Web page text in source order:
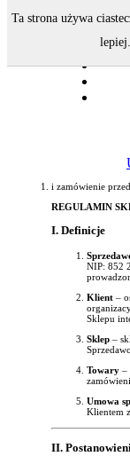
i zamówienie
REGULAMIN
I. Definicje
NIP: 852
Klient –
Sklepu
Sklep –
Towary –
Umowa
Klientem
II.
Ta strona używa
lepiej.